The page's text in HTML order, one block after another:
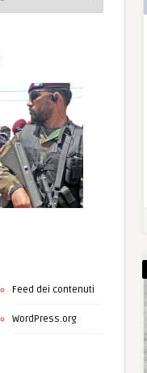
Feed dei contenuti
WordPress.org